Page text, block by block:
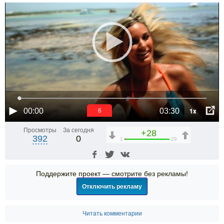
00:00 03:30 1x
6
Просмотры
392
За сегодня
0
+28
1 29
Поддержите проект — смотрите без рекламы!
Отключить рекламу
Читать комментарии